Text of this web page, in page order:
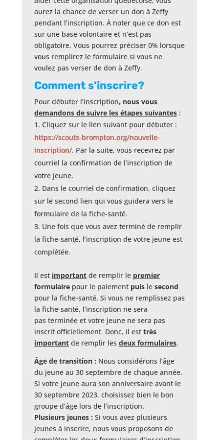
aurez la chance de verser un don à Zeffy
pendant l’inscription. À noter que ce don est
sur une base volontaire et n’est pas
obligatoire. Vous pourrez préciser 0% lorsque
vous remplirez le formulaire si vous ne
voulez pas verser de don à Zeffy.
Comment s’inscrire?
Pour débuter l’inscription, nous vous
demandons de suivre les étapes suivantes:
Cliquez sur le lien suivant pour débuter:
https://scouts-brompton.org/nouvelle-
inscription/. Par la suite, vous recevrez par
courriel la confirmation de l’inscription de
votre jeune.
Dans le courriel de confirmation, cliquez
sur le second lien qui vous guidera vers le
formulaire dela fiche-santé.
Une fois que vous avez terminé de remplir
la fiche-santé, l’inscription de votre jeune est
complétée.
Il est importantde remplir le premier
formulairepour le paiement puisle second
pour la fiche-santé. Si vous ne remplissez pas
la fiche-santé, l’inscription ne sera
pas terminéeet votre jeune ne sera pas
inscrit officiellement. Donc, il est très
importantde remplir les deux formulaires.
Âge de transition : Nous considérons l’âge
du jeune au 30 septembre de chaque année.
Si votre jeune aura son anniversaire avant le
30 septembre 2023, choisissez bien le bon
groupe d’âge lors de l’inscription.
Plusieurs jeunes : Si vous avez plusieurs
jeunes à inscrire, nous vous proposons de